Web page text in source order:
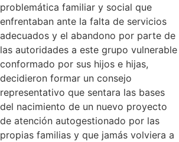
problemática familiar y social que
enfrentaban ante la falta de servicios
adecuados y el abandono por parte de
las autoridades a este grupo vulnerable
conformado por sus hijos e hijas,
decidieron formar un consejo
representativo que sentara las bases
del nacimiento de un nuevo proyecto
de atención autogestionado por las
propias familias y que jamás volviera a